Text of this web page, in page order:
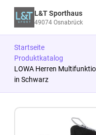
L&T Sporthaus
49074 Osnabrück
Startseite
Produktkatalog
LOWA Herren
in Schwarz